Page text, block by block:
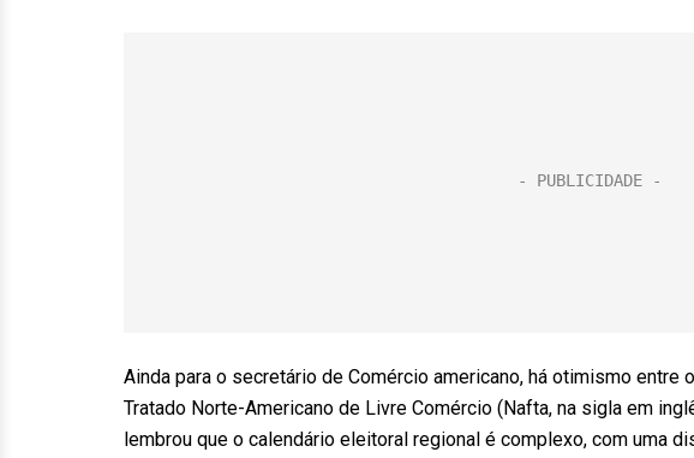
Ainda para o secretário de Comércio americano, há otimismo entre
Tratado Norte-Americano de Livre Comércio (Nafta, na sigla em
lembrou que o calendário eleitoral regional é complexo, com uma